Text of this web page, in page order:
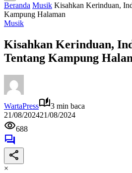
Beranda Musik Kisahkan Kerinduan,
Kampung Halaman
Musik
Kisahkan Kerinduan,
Tentang Kampung
WartaPress
3 min baca
21/08/202421/08/2024
688
×